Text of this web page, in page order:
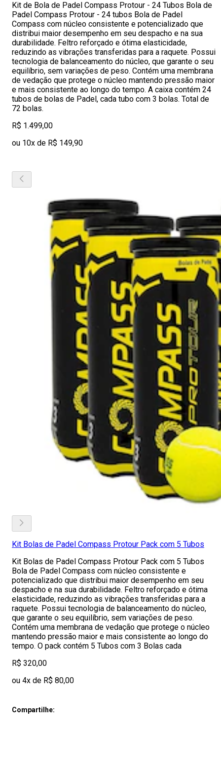
Kit de Bola de Padel Compass Protour - 24 Tubos Bola de
Padel Compass Protour - 24 tubos Bola de Padel
Compass com núcleo consistente e potencializado que
distribui maior desempenho em seu despacho e na sua
durabilidade. Feltro reforçado e ótima elasticidade,
reduzindo as vibrações transferidas para a raquete. Possui
tecnologia de balanceamento do núcleo, que garante o seu
equilíbrio, sem variações de peso. Contém uma membrana
de vedação que protege o núcleo mantendo pressão maior
e mais consistente ao longo do tempo. A caixa contém 24
tubos de bolas de Padel, cada tubo com 3 bolas. Total de
72 bolas.
R$ 1.499,00
ou 10x de R$ 149,90
Kit Bolas de Padel Compass Protour Pack com 5 Tubos
Kit Bolas de Padel Compass Protour Pack com 5 Tubos
Bola de Padel Compass com núcleo consistente e
potencializado que distribui maior desempenho em seu
despacho e na sua durabilidade. Feltro reforçado e ótima
elasticidade, reduzindo as vibrações transferidas para a
raquete. Possui tecnologia de balanceamento do núcleo,
que garante o seu equilíbrio, sem variações de peso.
Contém uma membrana de vedação que protege o núcleo
mantendo pressão maior e mais consistente ao longo do
tempo. O pack contém 5 Tubos com 3 Bolas cada
R$ 320,00
ou 4x de R$ 80,00
Compartilhe: